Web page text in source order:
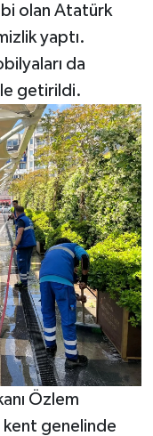
olan Atatürk
yaptı.
da
getirildi.
Özlem
genelinde